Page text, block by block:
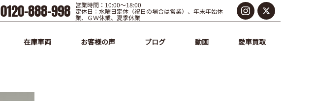
0120-888-998 営業時間：10:00～18:00
定休日：水曜日定休（祝日の場合は営業）、年末年始休
業、ＧＷ休業、夏季休業
在庫車両 お客様の声 ブログ 動画 愛車買取